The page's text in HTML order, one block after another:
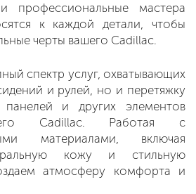
профессиональные мастера
к каждой детали, чтобы
черты вашего Cadillac.
спектр услуг, охватывающих
и рулей, но и перетяжку
панелей и других элементов
Cadillac. Работая с
материалами, включая
кожу и стильную
атмосферу комфорта и